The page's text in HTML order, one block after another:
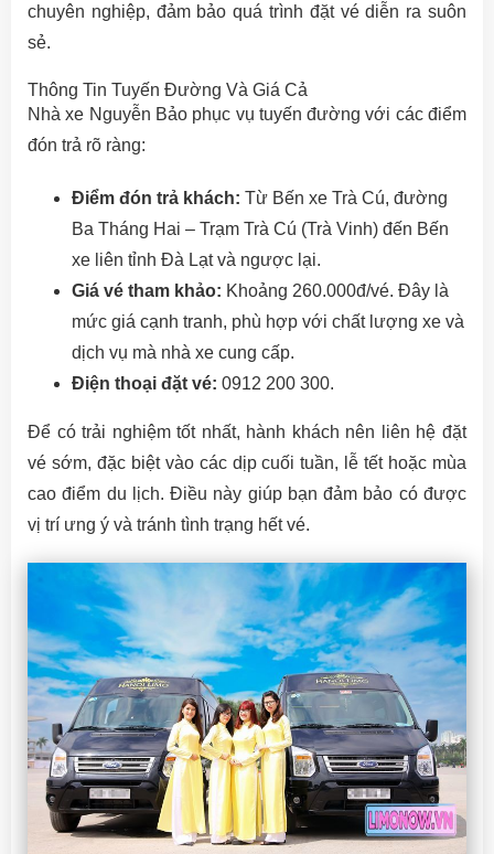
chuyên nghiệp, đảm bảo quá trình đặt vé diễn ra suôn
sẻ.
Thông Tin Tuyến Đường Và Giá Cả
Nhà xe Nguyễn Bảo phục vụ tuyến đường với các điểm
đón trả rõ ràng:
Điểm đón trả khách: Từ Bến xe Trà Cú, đường
Ba Tháng Hai – Trạm Trà Cú (Trà Vinh) đến Bến
xe liên tỉnh Đà Lạt và ngược lại.
Giá vé tham khảo: Khoảng 260.000đ/vé. Đây là
mức giá cạnh tranh, phù hợp với chất lượng xe và
dịch vụ mà nhà xe cung cấp.
Điện thoại đặt vé: 0912 200 300.
Để có trải nghiệm tốt nhất, hành khách nên liên hệ đặt
vé sớm, đặc biệt vào các dịp cuối tuần, lễ tết hoặc mùa
cao điểm du lịch. Điều này giúp bạn đảm bảo có được
vị trí ưng ý và tránh tình trạng hết vé.